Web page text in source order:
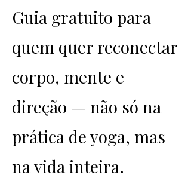
Guia gratuito para
quem quer reconectar
corpo, mente e
direção — não só na
prática de yoga, mas
na vida inteira.